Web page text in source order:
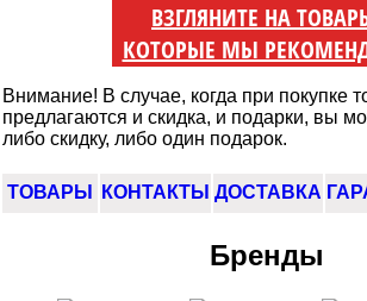
ВЗГЛЯНИТЕ НА
КОТОРЫЕ МЫ
Внимание! В случае, когда при покупке
предлагаются и скидка, и подарки, вы
либо скидку, либо один подарок.
ТОВАРЫ КОНТАКТЫ ДОСТАВКА
Бренды